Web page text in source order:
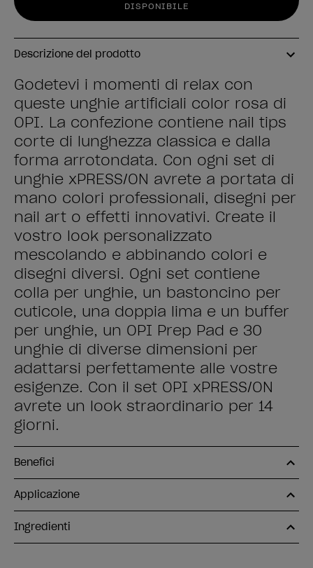
DISPONIBILE
Descrizione del prodotto
Godetevi i momenti di relax con
queste unghie artificiali color rosa di
OPI. La confezione contiene nail tips
corte di lunghezza classica e dalla
forma arrotondata. Con ogni set di
unghie xPRESS/ON avrete a portata di
mano colori professionali, disegni per
nail art o effetti innovativi. Create il
vostro look personalizzato
mescolando e abbinando colori e
disegni diversi. Ogni set contiene
colla per unghie, un bastoncino per
cuticole, una doppia lima e un buffer
per unghie, un OPI Prep Pad e 30
unghie di diverse dimensioni per
adattarsi perfettamente alle vostre
esigenze. Con il set OPI xPRESS/ON
avrete un look straordinario per 14
giorni.
Benefici
Applicazione
Ingredienti